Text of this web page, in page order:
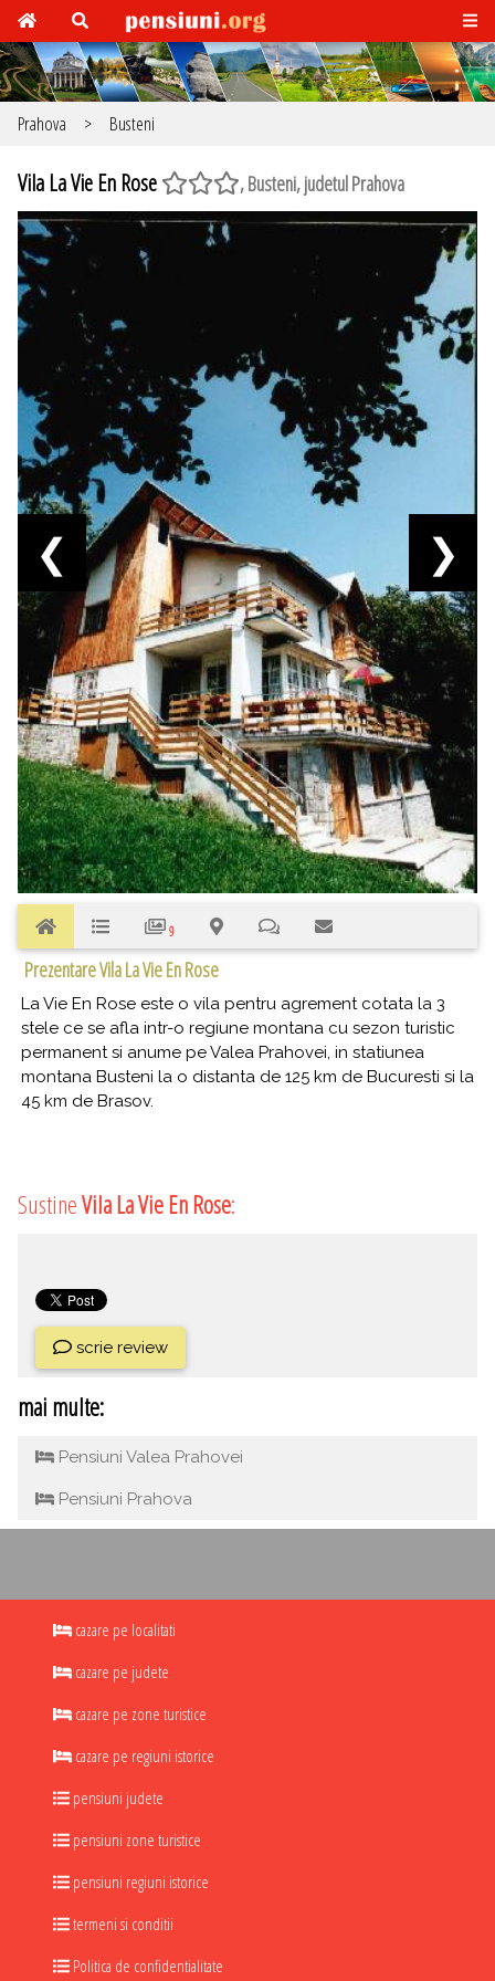
Prahova > Busteni
Vila La Vie En Rose , Busteni, judetul Prahova
❮ ❯
9
Prezentare Vila La Vie En Rose
La Vie En Rose este o vila pentru agrement cotata la 3
stele ce se afla intr-o regiune montana cu sezon turistic
permanent si anume pe Valea Prahovei, in statiunea
montana Busteni la o distanta de 125 km de Bucuresti si la
45 km de Brasov.
SustineVila La Vie En Rose:
scrie review
mai multe:
Pensiuni Valea Prahovei
Pensiuni Prahova
cazare pe localitati
cazare pe judete
cazare pe zone turistice
cazare pe regiuni istorice
pensiuni judete
pensiuni zone turistice
pensiuni regiuni istorice
termeni si conditii
Politica de confidentialitate